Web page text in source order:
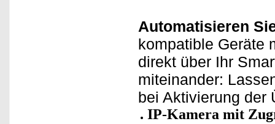
Automatisieren
kompatible Geräte
direkt über Ihr
miteinander:
bei Aktivierung der
IP-Kamera mit